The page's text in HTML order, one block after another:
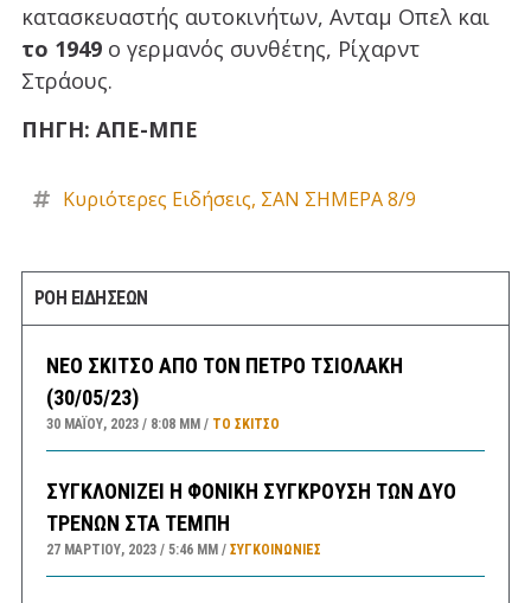
κατασκευαστής αυτοκινήτων, Ανταμ Οπελ και
το 1949ο γερμανός συνθέτης, Ρίχαρντ
Στράους.
ΠΗΓΗ: ΑΠΕ-ΜΠΕ
Κυριότερες Ειδήσεις, ΣΑΝ ΣΗΜΕΡΑ 8/9
ΡΟΗ ΕΙΔΗΣΕΩΝ
ΝΕΟ ΣΚΙΤΣΟ ΑΠΟ ΤΟΝ ΠΕΤΡΟ ΤΣΙΟΛΑΚΗ
(30/05/23)
30 ΜΑΪ́ΟΥ, 2023 8:08 ΜΜ ΤΟ ΣΚΊΤΣΟ
ΣΥΓΚΛΟΝΙΖΕΙ Η ΦΟΝΙΚΗ ΣΥΓΚΡΟΥΣΗ ΤΩΝ ΔΥΟ
ΤΡΕΝΩΝ ΣΤΑ ΤΕΜΠΗ
27 ΜΑΡΤΊΟΥ, 2023 5:46 ΜΜ ΣΥΓΚΟΙΝΩΝΊΕΣ